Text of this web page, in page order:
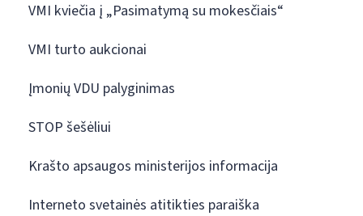
VMI kviečia į „Pasimatymą su mokesčiais“
VMI turto aukcionai
Įmonių VDU palyginimas
STOP šešėliui
Krašto apsaugos ministerijos informacija
Interneto svetainės atitikties paraiška